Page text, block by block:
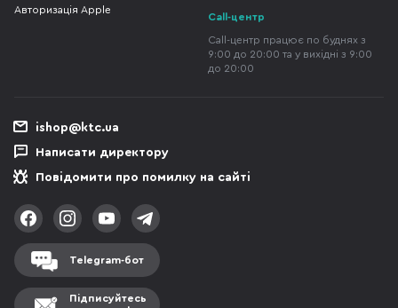
Авторизація Apple
Call-центр
Call-центр працює по буднях з
9:00 до 20:00 та у вихідні з 9:00
до 20:00
ishop@ktc.ua
Написати директору
Повідомити про помилку на сайті
Telegram-бот
Підписуйтесь